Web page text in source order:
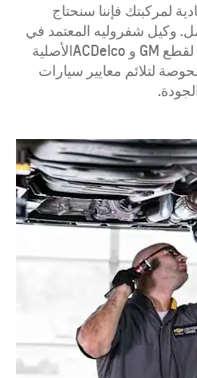
لمركبتك فإننا سنحتاج
وكيل شفروليه المعتمد في
يمتلك المجموعة الكاملة لقطع GM و ACDelcoالأصلية
لتلائم معايير سيارات